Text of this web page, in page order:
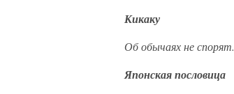
Кикаку
Об обычаях не спорят.
Японская пословица